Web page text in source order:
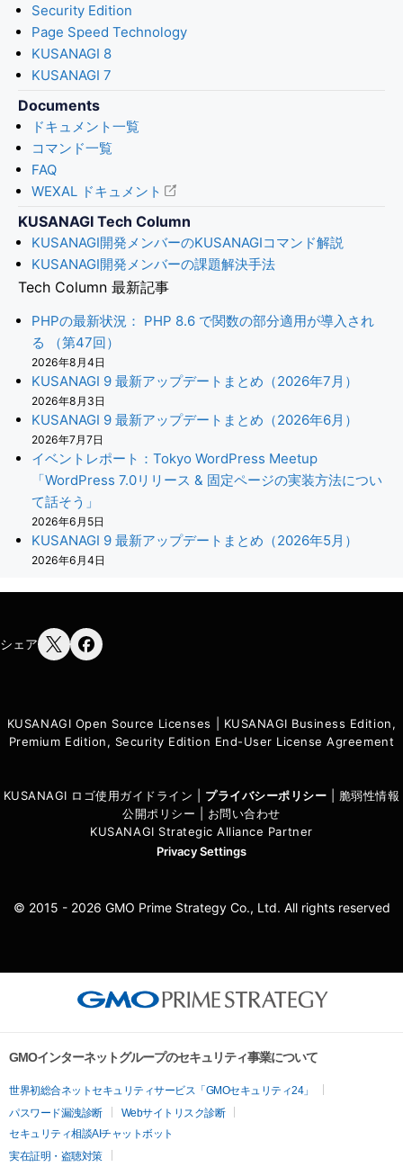
Security Edition
Page Speed Technology
KUSANAGI 8
KUSANAGI 7
Documents
ドキュメント一覧
コマンド一覧
FAQ
WEXAL ドキュメント
KUSANAGI Tech Column
KUSANAGI開発メンバーのKUSANAGIコマンド解説
KUSANAGI開発メンバーの課題解決手法
Tech Column 最新記事
PHPの最新状況： PHP 8.6 で関数の部分適用が導入され
る （第47回）
2026年8月4日
KUSANAGI 9 最新アップデートまとめ（2026年7月）
2026年8月3日
KUSANAGI 9 最新アップデートまとめ（2026年6月）
2026年7月7日
イベントレポート：Tokyo WordPress Meetup
「WordPress 7.0リリース & 固定ページの実装方法につい
て話そう」
2026年6月5日
KUSANAGI 9 最新アップデートまとめ（2026年5月）
2026年6月4日
シェア
KUSANAGI Open Source Licenses
KUSANAGI Business Edition,
Premium Edition, Security Edition End-User License Agreement
KUSANAGI ロゴ使用ガイドライン プライバシーポリシー
脆弱性情報
公開ポリシー
お問い合わせ
KUSANAGI Strategic Alliance Partner
Privacy Settings
© 2015 - 2026 GMO Prime Strategy Co., Ltd. All rights reserved
GMOインターネットグループのセキュリティ事業について
世界初総合ネットセキュリティサービス「GMOセキュリティ24」
パスワード漏洩診断
Webサイトリスク診断
セキュリティ相談AIチャットボット
実在証明・盗聴対策